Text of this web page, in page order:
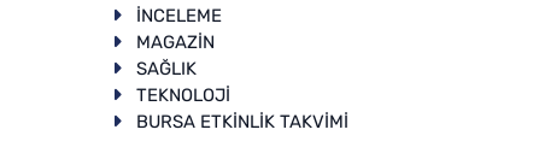
İNCELEME
MAGAZİN
SAĞLIK
TEKNOLOJİ
BURSA ETKİNLİK TAKVİMİ